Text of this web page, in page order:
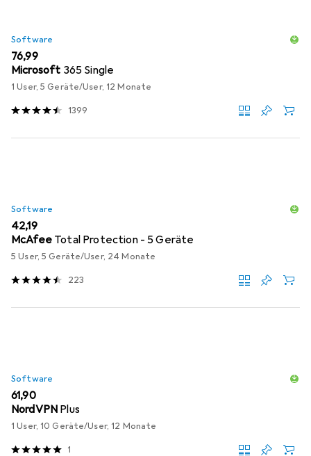
Software
EUR
76,99
Microsoft 365 Single
1 User, 5 Geräte/User, 12 Monate
1399
Software
EUR
42,19
McAfee Total Protection - 5 Geräte
5 User, 5 Geräte/User, 24 Monate
223
Software
EUR
61,90
NordVPN Plus
1 User, 10 Geräte/User, 12 Monate
1